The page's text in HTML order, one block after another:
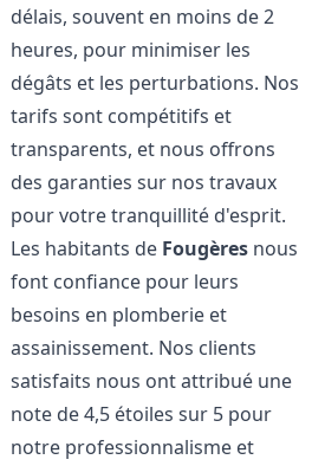
délais, souvent en moins de 2
heures, pour minimiser les
dégâts et les perturbations. Nos
tarifs sont compétitifs et
transparents, et nous offrons
des garanties sur nos travaux
pour votre tranquillité d'esprit.
Les habitants de Fougères nous
font confiance pour leurs
besoins en plomberie et
assainissement. Nos clients
satisfaits nous ont attribué une
note de 4,5 étoiles sur 5 pour
notre professionnalisme et